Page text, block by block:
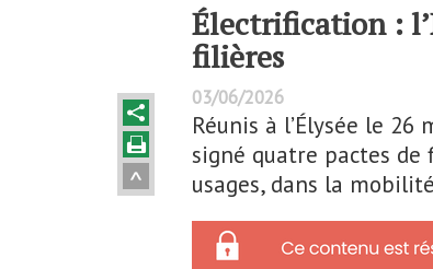
Électrification :
filières
03/06/2026
Réunis à l’Élysée le
signé quatre pactes de
usages, dans la